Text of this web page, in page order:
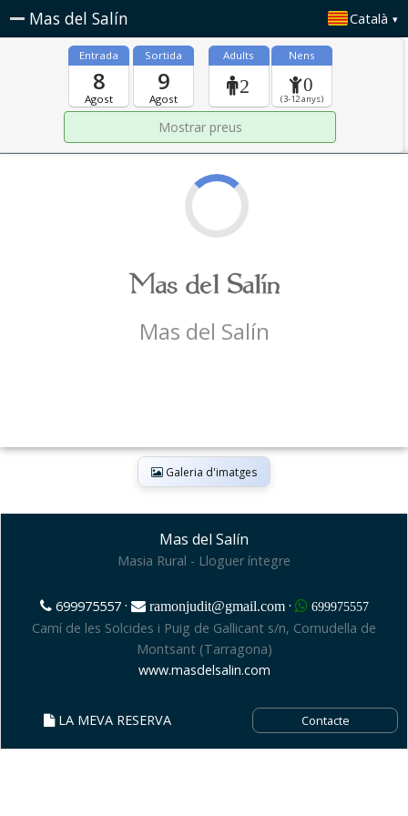
Mas del Salín Català
Agost
Entrada
8
Agost
Sortida
9
Adults
2
Nens
0
(3-12 anys)
Mas del Salín
Galeria d'imatges
Mas del Salín
Masia Rural - Lloguer íntegre
699975557· ramonjudit@gmail.com· 699975557
Camí de les Solcides i Puig de Gallicant s/n, Cornudella de
Montsant (Tarragona)
www.masdelsalin.com
LA MEVA RESERVA Contacte